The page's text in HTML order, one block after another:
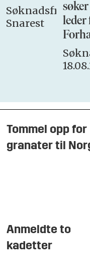
Søknadsfrist:
Snarest
søker
leder
Tommel opp for
granater til
Anmeldte to
kadetter